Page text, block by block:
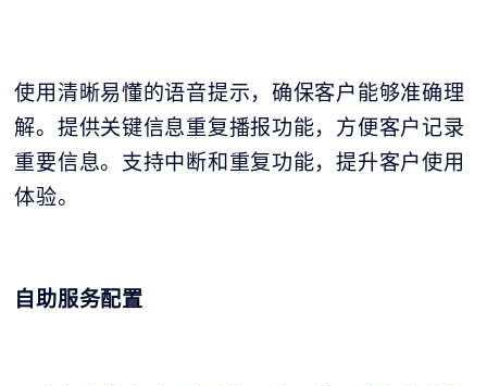
使用清晰易懂的语音提示，确保客户能够准确理
解。提供关键信息重复播报功能，方便客户记录
重要信息。支持中断和重复功能，提升客户使用
体验。
自助服务配置